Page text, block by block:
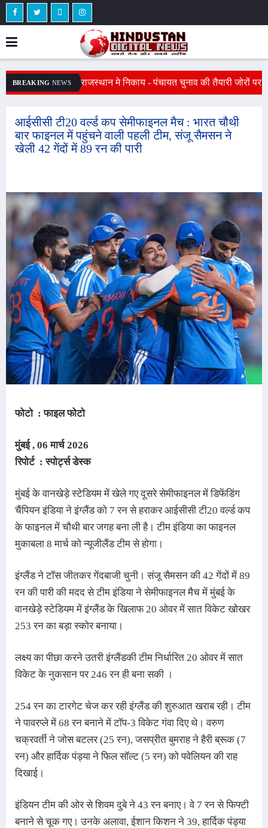
BREAKING NEWS
का शव : मुआवजे
से हुआ हादसा
राजस्थान मे निकाय - पंचायत चुनाव की तैयारी जोरों पर
10,245 वार्डों का बदलेगा चुनावी समीकरण
आईसीसी टी20 वर्ल्ड कप सेमीफाइनल मैच : भारत चौथी
बार फाइनल में पहुंचने वाली पहली टीम, संजू सैमसन ने
खेली 42 गेंदों में 89 रन की पारी
फोटो : फाइल फोटो
मुंबई , 06 मार्च2026
रिपोर्ट : स्पोर्ट्स डेस्क
मुंबई के वानखेड़े स्टेडियम में खेले गए दूसरे सेमीफाइनल में डिफेंडिंग
चैंपियन इंडिया ने इंग्लैंड को 7 रन से हराकर आईसीसी टी20 वर्ल्ड कप
के फाइनल में चौथी बार जगह बना ली है। टीम इंडिया का फाइनल
मुकाबला 8 मार्च को न्यूजीलैंड टीम से होगा।
इंग्लैंड ने टॉस जीतकर गेंदबाजी चुनी। संजू सैमसन की 42 गेंदों में 89
रन की पारी की मदद से टीम इंडिया ने सेमीफाइनल मैच में मुंबई के
वानखेड़े स्टेडियम में इंग्लैंड के खिलाफ 20 ओवर में सात विकेट खोखर
253 रन का बड़ा स्कोर बनाया।
लक्ष्य का पीछा करने उतरी इंग्लैंडकी टीम निर्धारित 20 ओवर में सात
विकेट के नुकसान पर 246 रन ही बना सकी ।
254 रन का टारगेट चेज कर रही इंग्लैंड की शुरुआत खराब रही। टीम
ने पावरप्ले में 68 रन बनाने में टॉप-3 विकेट गंवा दिए थे। वरुण
चक्रवर्ती ने जोस बटलर (25 रन), जसप्रीत बुमराह ने हैरी ब्रूक (7
रन) और हार्दिक पंड्या ने फिल सॉल्ट (5 रन) को पवेलियन की राह
दिखाई।
इंडियन टीम की ओर से शिवम दुबे ने 43 रन बनाए। वे 7 रन से फिफ्टी
बनाने से चूक गए। उनके अलावा, ईशान किशन ने 39, हार्दिक पंड्या